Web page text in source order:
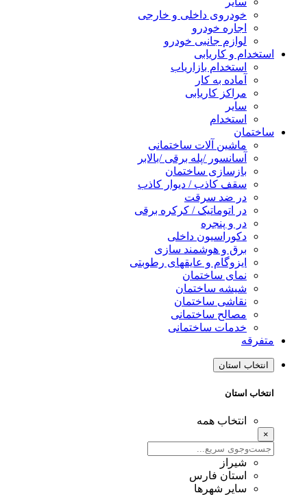
خودروی داخلی و خارجی
اجاره خودرو
لوازم جانبی خودرو
استخدام و کاریابی
استخدام بازاریاب
آماده به کار
مراکز کاریابی
سایر
استخدام
ساختمان
ماشین آلات ساختمانی
آسانسور /پله برقی /بالابر
بازسازی ساختمان
سقف کاذب / دیوار کاذب
در ضد سرقت
در اتوماتیک / کرکره برقی
در و پنجره
دکوراسیون داخلی
برق و هوشمند سازی
ایزوگام و عایقهای رطوبتی
نمای ساختمان
شیشه ساختمان
نقاشی ساختمان
مصالح ساختمانی
خدمات ساختمانی
متفرقه
انتخاب استان
انتخاب استان
انتخاب همه
×
شیراز
استان فارس
سایر شهرها